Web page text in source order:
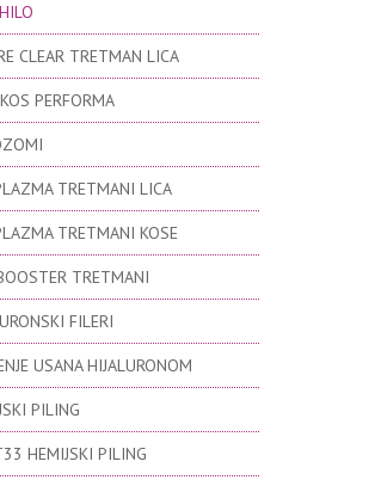
CLEAR TRETMAN LICA
PERFORMA
TRETMANI LICA
TRETMANI KOSE
TRETMANI
FILERI
USANA HIJALURONOM
PILING
HEMIJSKI PILING